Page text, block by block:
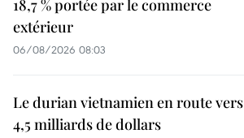
18,7 % portée par le commerce
extérieur
06/08/2026 08:03
Le durian vietnamien en route vers
4,5 milliards de dollars